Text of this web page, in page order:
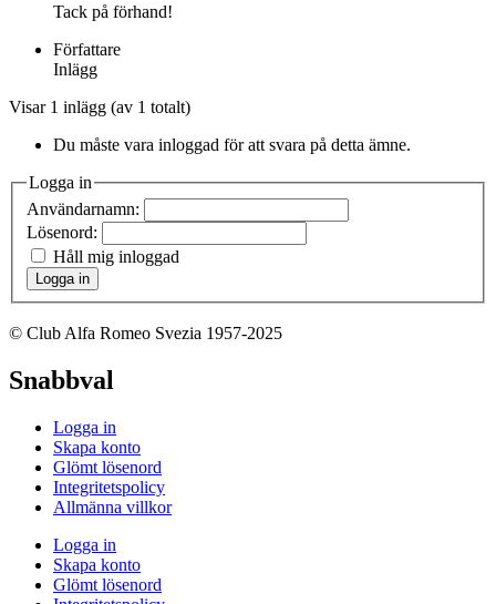
Tack på förhand!
Författare
Inlägg
Visar 1 inlägg (av 1 totalt)
Du måste vara inloggad för att svara på detta ämne.
Logga in
Användarnamn:
Lösenord:
Håll mig inloggad
Logga in
© Club Alfa Romeo Svezia 1957-2025
Snabbval
Logga in
Skapa konto
Glömt lösenord
Integritetspolicy
Allmänna villkor
Logga in
Skapa konto
Glömt lösenord